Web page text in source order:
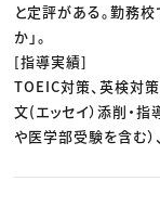
と定評がある。勤務校
か」。
[指導実績]
TOEIC対策、英検対
文(エッセイ）添削・
や医学部受験を含む）